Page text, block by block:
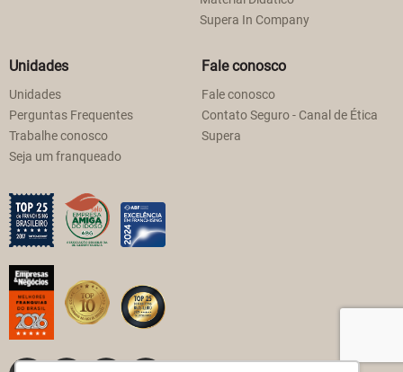
Supera In Company
Unidades
Unidades
Perguntas Frequentes
Trabalhe conosco
Seja um franqueado
Fale conosco
Fale conosco
Contato Seguro - Canal de Ética
Supera